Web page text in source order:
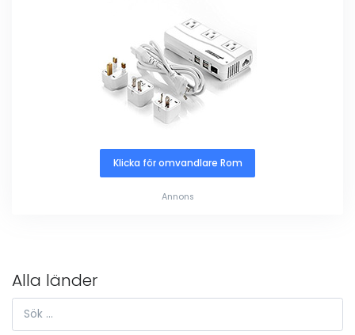
Klicka för omvandlare Rom
Annons
Alla länder